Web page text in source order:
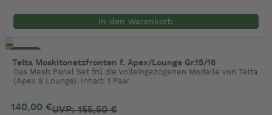
in den Warenkorb
Telta Moskitonetzfronten f. Apex/Lounge Gr.15/16
Das Mesh Panel Set frü die volleingezogenen Modelle von Telta
(Apex & Lounge). Inhalt: 1 Paar
140,00 €UVP: 155,50 €